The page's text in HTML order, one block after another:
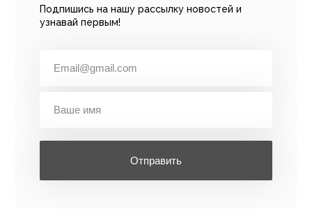
Подпишись на нашу рассылку новостей и
узнавай первым!
Отправить